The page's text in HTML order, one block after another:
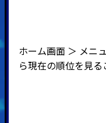
ホーム画面 ＞ メニ
ら現在の順位を見る